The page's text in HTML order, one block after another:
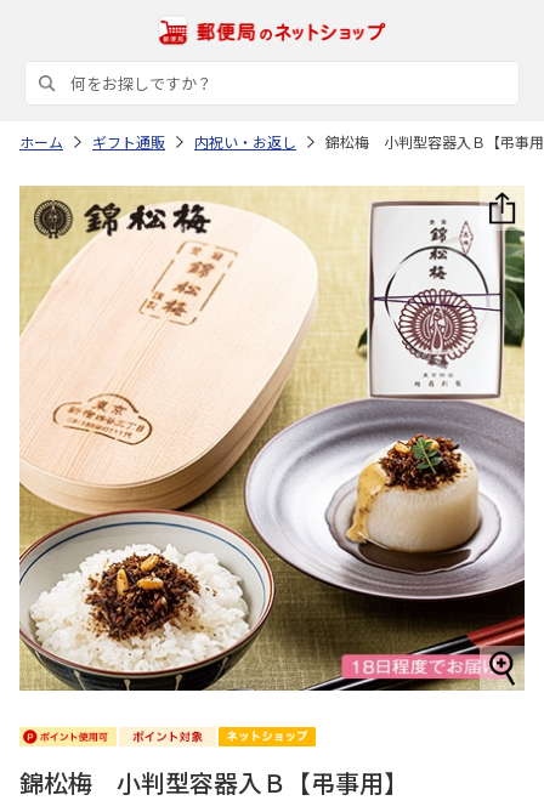
ホーム ギフト通販 内祝い・お返し 錦松梅 小判型容器入Ｂ【弔事
錦松梅 小判型容器入Ｂ【弔事用】